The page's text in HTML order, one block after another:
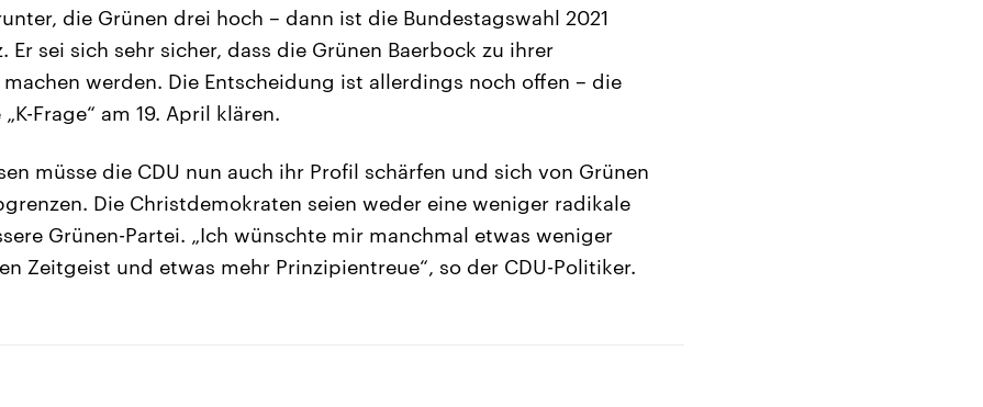
die Grünen drei hoch – dann ist die Bundestagswahl 2021
Er sei sich sehr sicher, dass die Grünen Baerbock zu ihrer
werden. Die Entscheidung ist allerdings noch offen – die
Frage“ am 19. April klären.
müsse die CDU nun auch ihr Profil schärfen und sich von Grünen
Die Christdemokraten seien weder eine weniger radikale
Grünen-Partei. „Ich wünschte mir manchmal etwas weniger
Zeitgeist und etwas mehr Prinzipientreue“, so der CDU-Politiker.